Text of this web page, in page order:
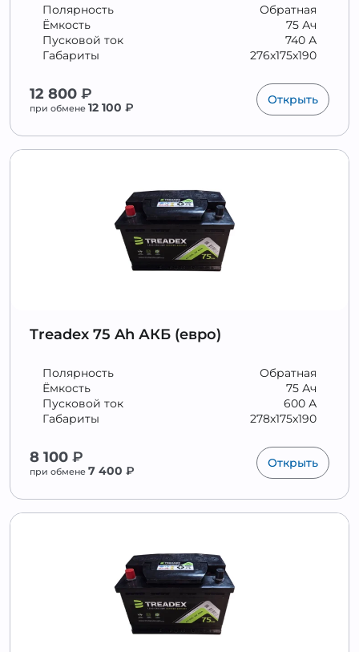
Обратная
Полярность
75 Ач
Ёмкость
740 А
Пусковой ток
276x175x190
Габариты
12 800 ₽
при обмене 12 100 ₽
Открыть
Treadex 75 Ah АКБ (евро)
Обратная
Полярность
75 Ач
Ёмкость
600 А
Пусковой ток
278x175x190
Габариты
8 100 ₽
при обмене 7 400 ₽
Открыть